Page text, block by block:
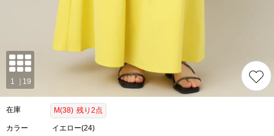
在庫 M(38) 残り2点
カラー イエロー(24)